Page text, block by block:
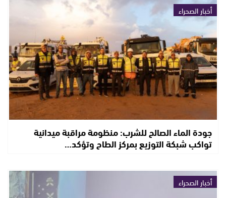
أخبار الصحراء
جودة الماء الصالح للشرب: منظومة مراقبة ميدانية
تواكب شبكة التوزيع بمركز الطاح وتؤكد…
أخبار الصحراء